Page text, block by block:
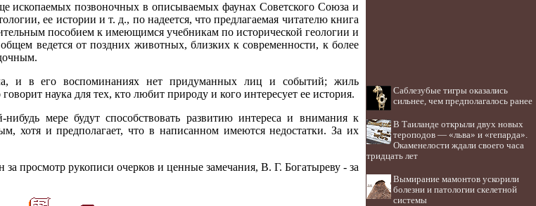
ископаемых позвоночных в описываемых фаунах Советского Союза и
ее истории и т. д., по надеется, что предлагаемая читателю книга
пособием к имеющимся учебникам по исторической геологии и
ведется от поздних животных, близких к современности, к более
и в его воспоминаниях нет придуманных лиц и событий; жиль
наука для тех, кто любит природу и кого интересует ее история.
мере будут способствовать развитию интереса и внимания к
хотя и предполагает, что в написанном имеются недостатки. За их
просмотр рукописи очерков и ценные замечания, В. Г. Богатыреву - за
Саблезубые тигры оказались
сильнее, чем предполагалось ранее
В Таиланде открыли двух новых
тероподов — «льва» и «гепарда».
Окаменелости ждали своего часа
тридцать лет
Вымирание мамонтов ускорили
болезни и патологии скелетной
системы